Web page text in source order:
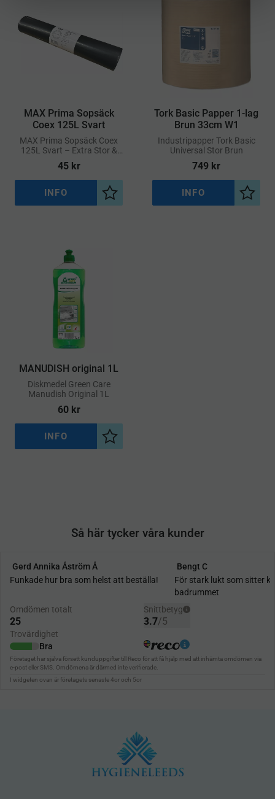
​MAX Prima Sopsäck
Coex 125L Svart
MAX Prima Sopsäck Coex
125L Svart – Extra Stor &
Slitstark Avfallssäck
45kr
Lägg till i önskelista
INFO
Tork Basic Papper 1-lag
Brun 33cm W1
​Industripapper Tork Basic
Universal Stor Brun
749 kr
Lägg
INFO
MANUDISH original 1L
​Diskmedel Green Care
Manudish Original 1L
60kr
Lägg till i önskelista
INFO
Så här tycker våra kunder